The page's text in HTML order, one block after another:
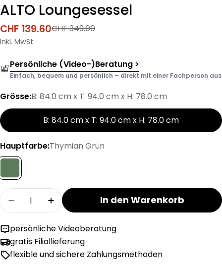
ALTO Loungesessel
Verkaufspreis
CHF 139.60
Regulärer
Preis
CHF 349.00
Inkl. MwSt.
Persönliche (Video-)Beratung >
Einfach, bequem und persönlich – direkt mit einer Fachperson aus
Grösse:B: 84.0 cm x T: 94.0 cm x H: 78.0 cm
B: 84.0 cm x T: 94.0 cm x H: 78.0 cm
Hauptfarbe:Thymian Grün
Menge
Menge für ALTO Loungesessel verringern
Menge für ALTO Loungesessel
In den Warenkorb
persönliche Videoberatung
gratis Filiallieferung
flexible und sichere Zahlungsmethoden